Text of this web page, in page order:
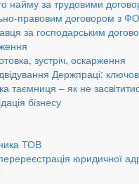
найму за трудовими
правовим договором з ФО
за господарським
зустріч, оскарження
Держпраці:
таємниця – як не
бізнесу
ТОВ
юридичної